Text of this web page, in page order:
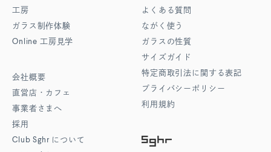
工房
ガラス制作体験
Online 工房見学
会社概要
直営店・カフェ
事業者さまへ
採用
Club Sghr について
よくある質問
ながく使う
ガラスの性質
サイズガイド
特定商取引法に関する表記
プライバシーポリシー
利用規約